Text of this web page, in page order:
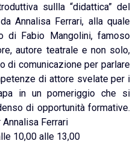
sullla “didattica” del
Annalisa Ferrari, alla quale
di Fabio Mangolini, famoso
autore teatrale e non solo,
di comunicazione per parlare
di attore svelate per i
in un pomeriggio che si
di opportunità formative.
Ferrari
10,00 alle 13,00